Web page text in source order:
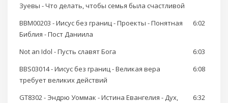
Зуевы - Что делать, чтобы семья была счастливой
BBM00203 - Иисус без границ - Проекты - Понятная
Библия - Пост Даниила
6:02
Not an Idol - Пусть славят Бога
6:03
BBS03014 - Иисус без границ - Великая вера
требует великих действий
6:08
GT8302 - Эндрю Уоммак - Истина Евангелия - Дух,
6:32